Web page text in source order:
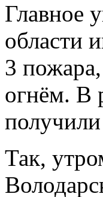
Главное
области
3
огнём. В
Так,